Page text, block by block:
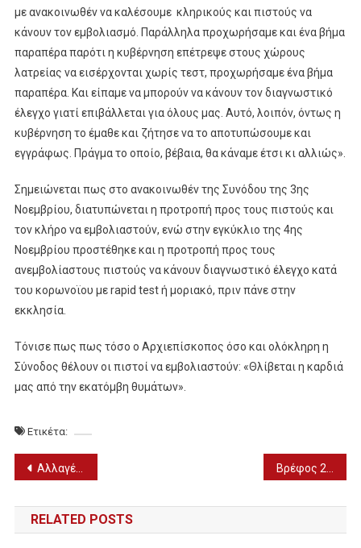
με ανακοινωθέν να καλέσουμε κληρικούς και πιστούς να
κάνουν τον εμβολιασμό. Παράλληλα προχωρήσαμε και ένα βήμα
παραπέρα παρότι η κυβέρνηση επέτρεψε στους χώρους
λατρείας να εισέρχονται χωρίς τεστ, προχωρήσαμε ένα βήμα
παραπέρα. Και είπαμε να μπορούν να κάνουν τον διαγνωστικό
έλεγχο γιατί επιβάλλεται για όλους μας. Αυτό, λοιπόν, όντως η
κυβέρνηση το έμαθε και ζήτησε να το αποτυπώσουμε και
εγγράφως. Πράγμα το οποίο, βέβαια, θα κάναμε έτσι κι αλλιώς».
Σημειώνεται πως στο ανακοινωθέν της Συνόδου της 3ης
Νοεμβρίου, διατυπώνεται η προτροπή προς τους πιστούς και
τον κλήρο να εμβολιαστούν, ενώ στην εγκύκλιο της 4ης
Νοεμβρίου προστέθηκε και η προτροπή προς τους
ανεμβολίαστους πιστούς να κάνουν διαγνωστικό έλεγχο κατά
του κορωνοϊου με rapid test ή μοριακό, πριν πάνε στην
εκκλησία.
Τόνισε πως πως τόσο ο Αρχιεπίσκοπος όσο και ολόκληρη η
Σύνοδος θέλουν οι πιστοί να εμβολιαστούν: «Θλίβεται η καρδιά
μας από την εκατόμβη θυμάτων».
Ετικέτα:
Πλοήγηση
άρθρων
Αλλαγές στις εξετάσεις για την εισαγωγή σε Στρατιωτικές & Αστυνομικές σχολές
RELATED POSTS